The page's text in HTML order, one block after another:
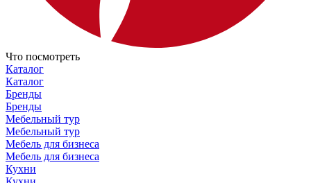
Что посмотреть
Каталог
Каталог
Бренды
Бренды
Мебельный тур
Мебельный тур
Мебель для бизнеса
Мебель для бизнеса
Кухни